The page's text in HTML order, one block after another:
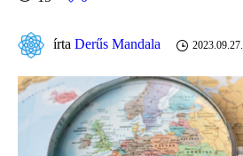
írta Derűs Mandala 2023.09.27.